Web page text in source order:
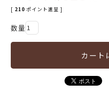
[ 210 ポイント進呈 ]
カート